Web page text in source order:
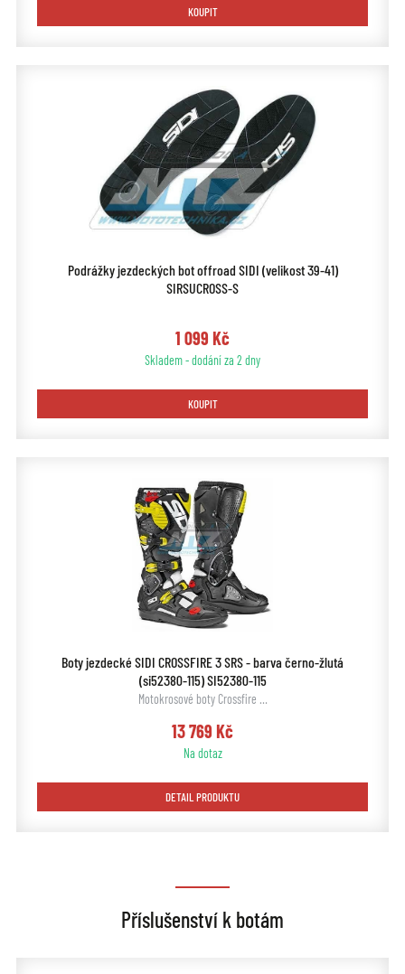
KOUPIT
Podrážky jezdeckých bot offroad SIDI (velikost 39-41)
SIRSUCROSS-S
1 099 Kč
Skladem - dodání za 2 dny
KOUPIT
Boty jezdecké SIDI CROSSFIRE 3 SRS - barva černo-žlutá
(si52380-115) SI52380-115
Motokrosové boty Crossfire …
13 769 Kč
Na dotaz
DETAIL PRODUKTU
Příslušenství k botám